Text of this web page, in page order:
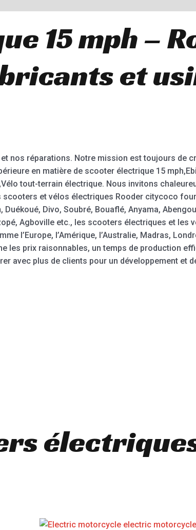
15 mph –
et
nos réparations. Notre mission est toujours de
en matière de scooter électrique 15
tout-terrain électrique. Nous invitons
et vélos électriques Rooder citycoco
Divo, Soubré, Bouaflé, Anyama,
Agboville etc., les scooters électriques et les
l’Europe, l’Amérique, l’Australie, Madras,
les prix raisonnables, un temps de production
avec plus de clients pour un développement et